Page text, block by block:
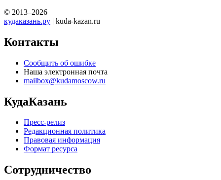
© 2013–2026
кудаказань.ру | kuda-kazan.ru
Контакты
Сообщить об ошибке
Наша электронная почта
mailbox@kudamoscow.ru
КудаКазань
Пресс-релиз
Редакционная политика
Правовая информация
Формат ресурса
Сотрудничество